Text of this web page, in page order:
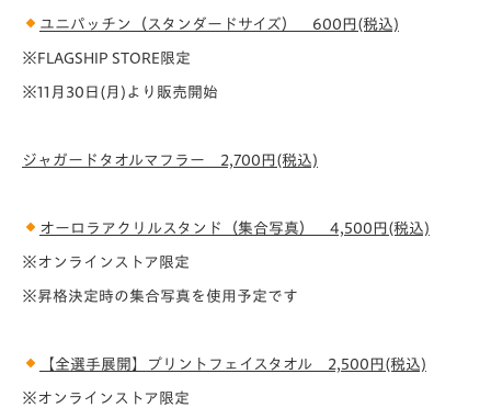
ユニパッチン（スタンダードサイズ） 600円(税込)
※FLAGSHIP STORE限定
※11月30日(月)より販売開始
ジャガードタオルマフラー 2,700円(税込)
オーロラアクリルスタンド（集合写真） 4,500円(税込)
※オンラインストア限定
※昇格決定時の集合写真を使用予定です
【全選手展開】 プリントフェイスタオル 2,500円(税込)
※オンラインストア限定